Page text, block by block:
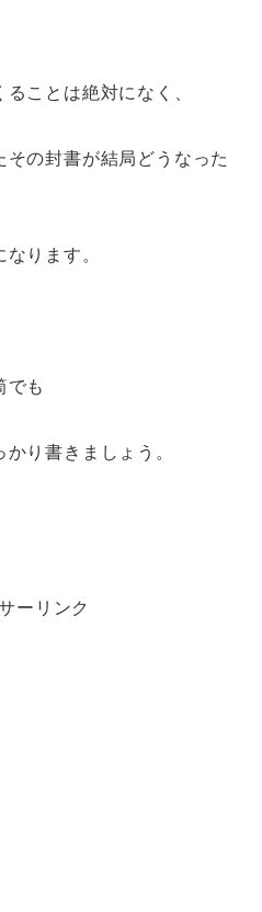
ことは絶対になく、
の封書が結局どうなった
ります。
でも
り書きましょう。
ーリンク